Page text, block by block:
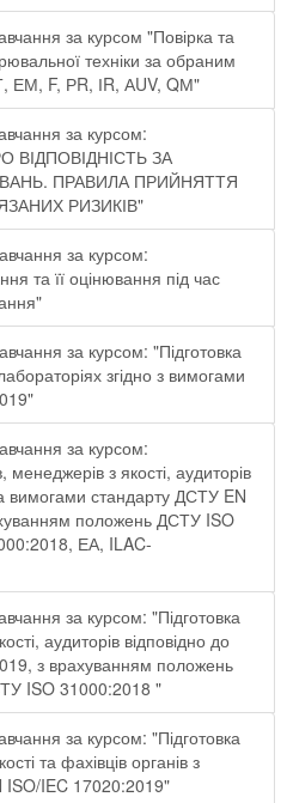
за курсом "Повірка та
техніки за обраним
ЕМ, F, РR, ІR, АUV, QМ"
за курсом:
ВІДПОВІДНІСТЬ ЗА
ПРАВИЛА ПРИЙНЯТТЯ
РИЗИКІВ"
за курсом:
та її оцінювання під час
за курсом: "Підготовка
згідно з вимогами
за курсом:
менеджерів з якості, аудиторів
вимогами стандарту ДСТУ EN
положень ДСТУ ISO
ЕА, ILAC-
за курсом: "Підготовка
аудиторів відповідно до
з врахуванням положень
ISO 31000:2018 "
за курсом: "Підготовка
та фахівців органів з
ISO/IEC 17020:2019"